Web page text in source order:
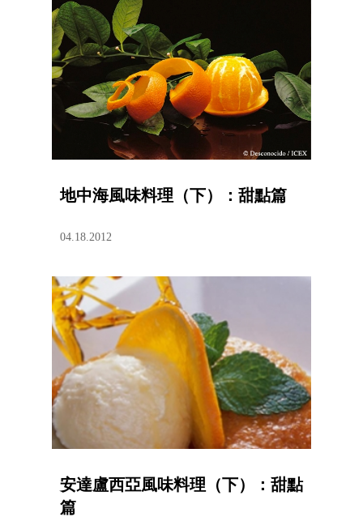
地中海風味料理（下）：甜點篇
04.18.2012
安達盧西亞風味料理（下）：甜點
篇